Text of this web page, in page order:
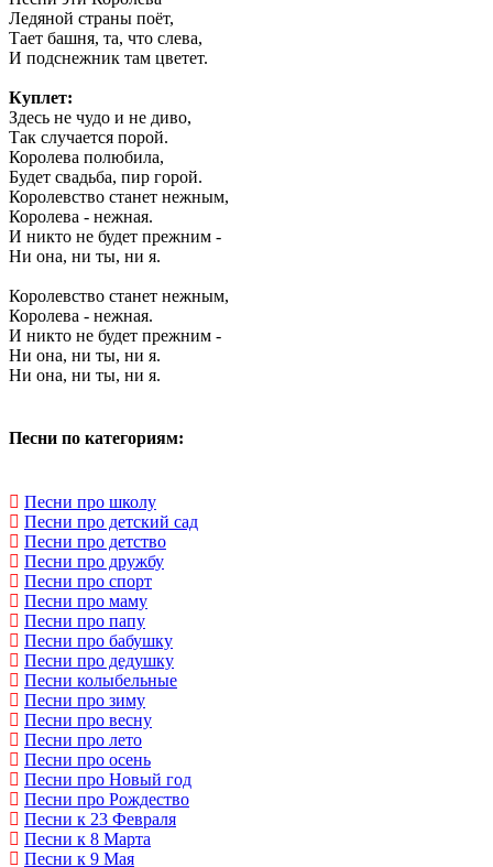
Ледяной страны поёт,
Тает башня, та, что слева,
И подснежник там цветет.
Куплет:
Здесь не чудо и не диво,
Так случается порой.
Королева полюбила,
Будет свадьба, пир горой.
Королевство станет нежным,
Королева - нежная.
И никто не будет прежним -
Ни она, ни ты, ни я.
Королевство станет нежным,
Королева - нежная.
И никто не будет прежним -
Ни она, ни ты, ни я.
Ни она, ни ты, ни я.
Песни по категориям:
Песни про школу
Песни про детский сад
Песни про детство
Песни про дружбу
Песни про спорт
Песни про маму
Песни про папу
Песни про бабушку
Песни про дедушку
Песни колыбельные
Песни про зиму
Песни про весну
Песни про лето
Песни про осень
Песни про Новый год
Песни про Рождество
Песни к 23 Февраля
Песни к 8 Марта
Песни к 9 Мая